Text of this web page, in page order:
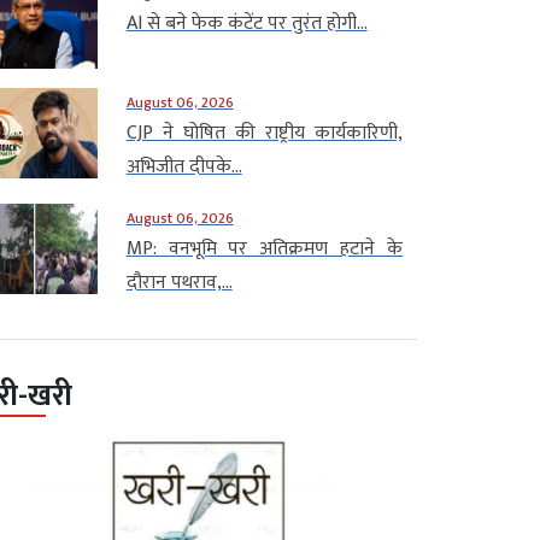
AI से बने फेक कंटेंट पर तुरंत होगी...
August 06, 2026
CJP ने घोषित की राष्ट्रीय कार्यकारिणी,
अभिजीत दीपके...
August 06, 2026
MP: वनभूमि पर अतिक्रमण हटाने के
दौरान पथराव,...
खरी